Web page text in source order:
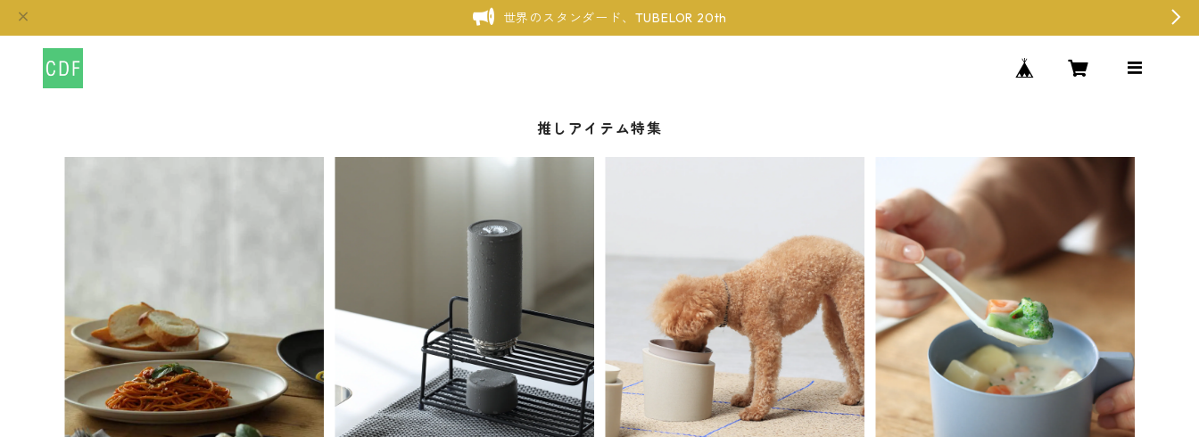
世界のスタンダード、TUBELOR 20th
推しアイテム特集